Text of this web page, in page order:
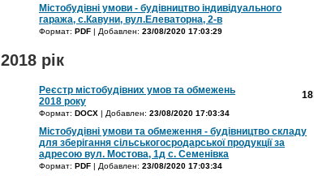
Містобудівні умови - будівництво індивідуального
гаража, с.Кавуни, вул.Елеваторна, 2-в
Формат: PDF | Добавлен: 23/08/2020 17:03:29
2018 рік
Реєстр містобудівних умов та обмежень
2018 року
Формат: DOCX | Добавлен: 23/08/2020 17:03:34
18
Містобудівні умови та обмеження - будівництво складу
для зберігання сільськогосродарської продукції за
адресою вул. Мостова, 1д с. Семенівка
Формат: PDF | Добавлен: 23/08/2020 17:03:34